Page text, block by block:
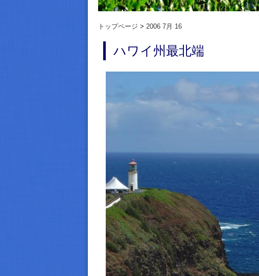
トップページ 2006 7月 16
ハワイ州最北端